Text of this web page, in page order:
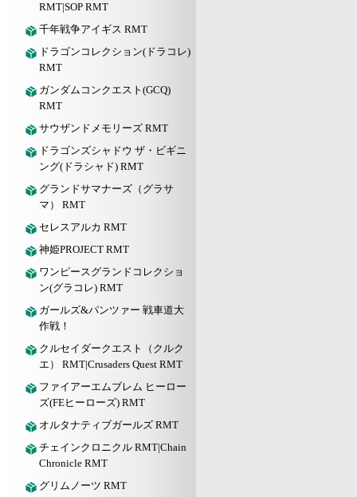
RMT|SOP RMT
千年戦争アイギス RMT
ドラゴンコレクション(ドラコレ)
RMT
ガンダムコンクエスト(GCQ)
RMT
サウザンドメモリーズ RMT
ドラゴンズシャドウ ザ・ビギニ
ング(ドラシャド) RMT
グランドサマナーズ（グラサ
マ） RMT
セレスアルカ RMT
神姫PROJECT RMT
ワンピースグランドコレクショ
ン(グラコレ) RMT
ガールズ&パンツァー 戦車道大
作戦！
クルセイダークエスト（クルク
エ） RMT|Crusaders Quest RMT
ファイアーエムブレム ヒーロー
ズ(FEヒーローズ) RMT
オルタナティブガールズ RMT
チェインクロニクル RMT|Chain
Chronicle RMT
グリムノーツ RMT